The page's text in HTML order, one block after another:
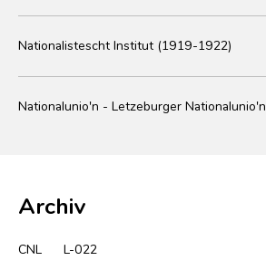
Nationalistescht Institut (1919-1922)
Nationalunio'n - Letzeburger Nationalunio'n
Archiv
CNL L-022